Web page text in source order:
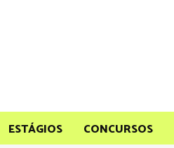
ESTÁGIOS CONCURSOS